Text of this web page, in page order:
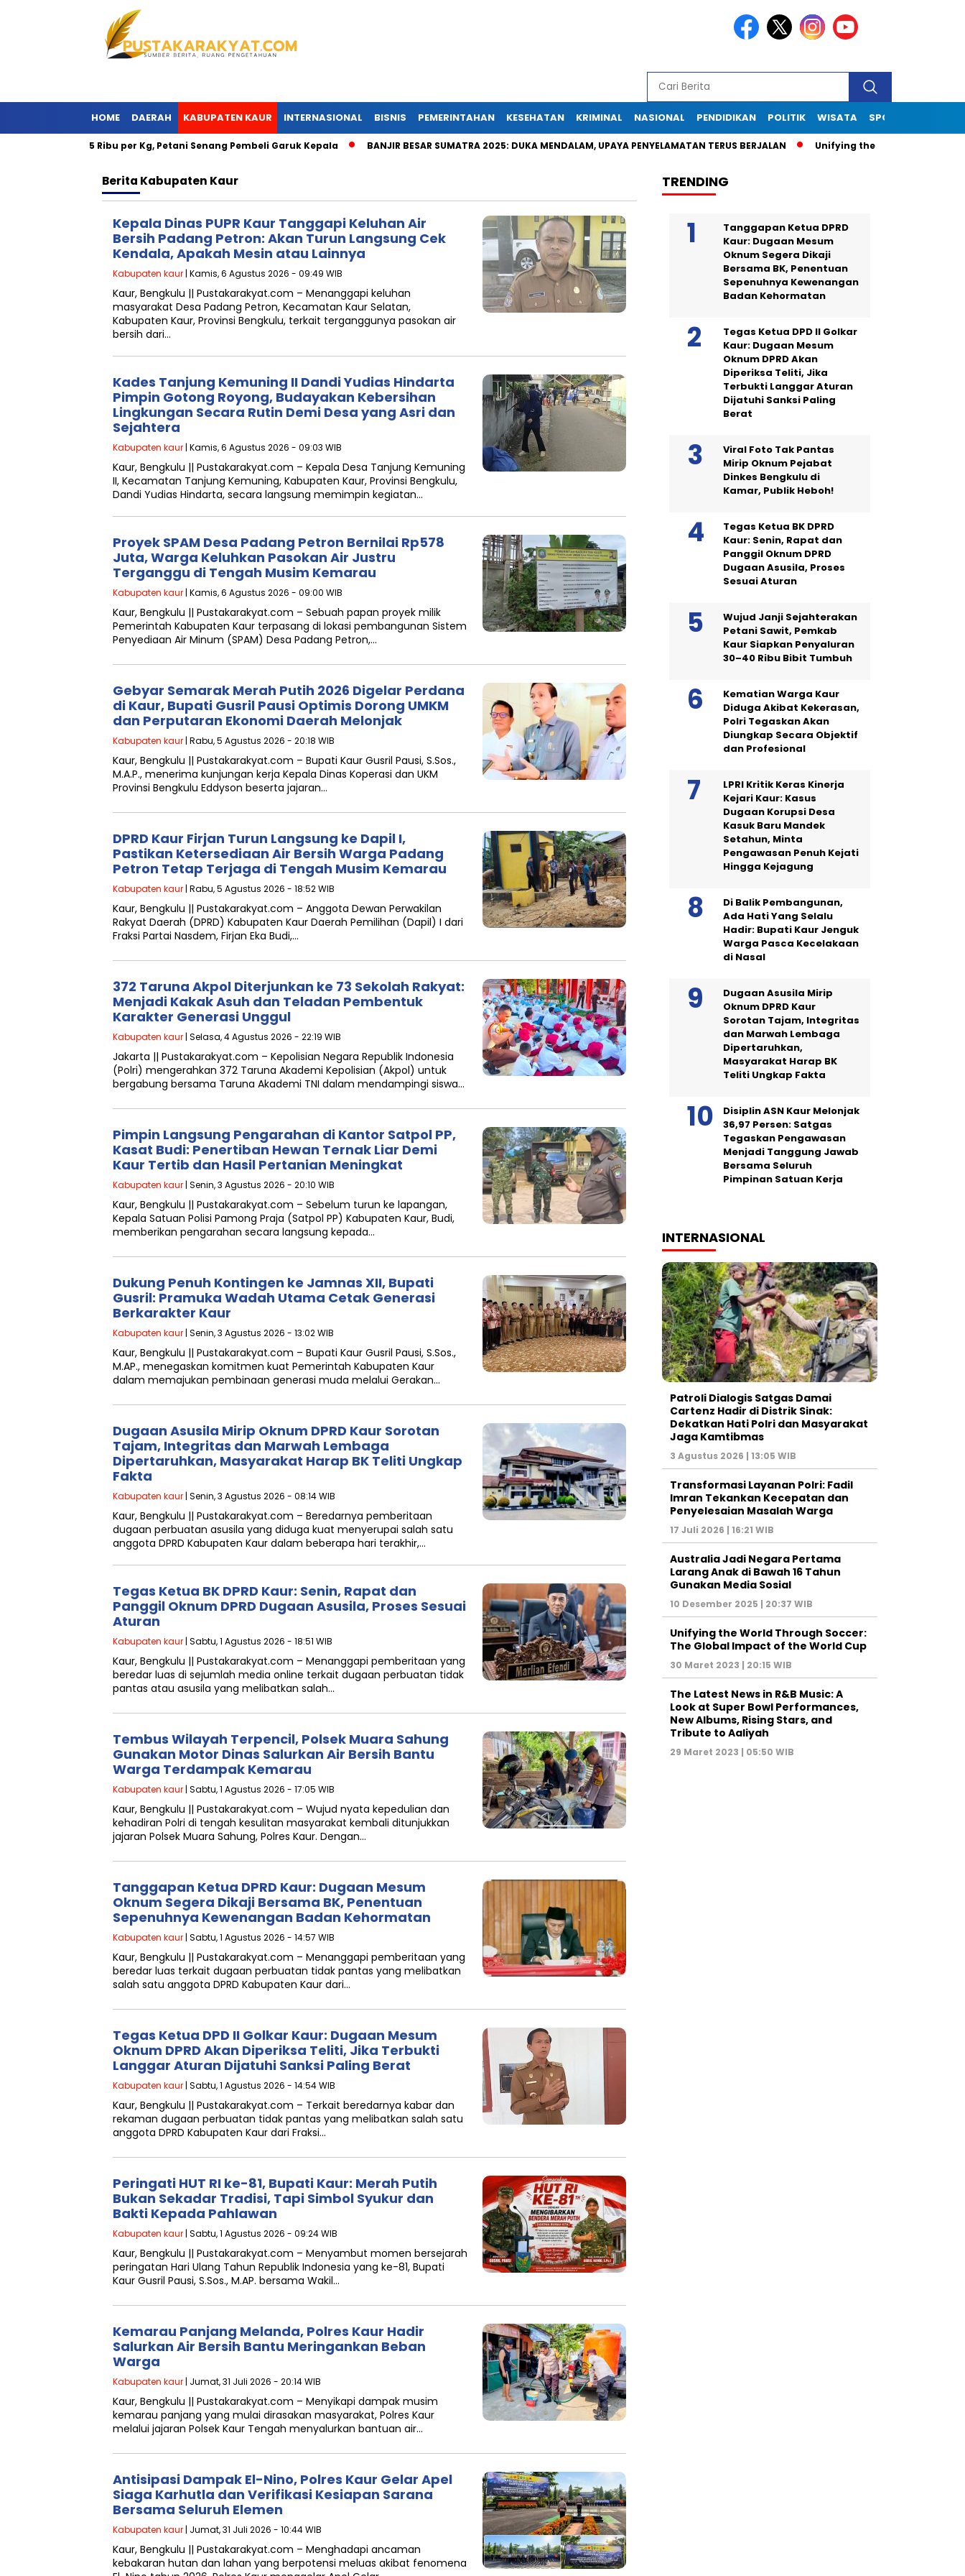
HOME DAERAH KABUPATEN KAUR INTERNASIONAL BISNIS PEMERINTAHAN KESEHATAN KRIMINAL NASIONAL PENDIDIKAN POLITIK WISATA SPORT
Rp75 Ribu per Kg, Petani Senang Pembeli Garuk Kepala BANJIR BESAR SUMATRA 2025: DUKA MENDALAM, UPAYA PENYELAMATAN TERUS BERJALAN Unifying the World Through Soccer:
Berita Kabupaten Kaur
Kepala Dinas PUPR Kaur Tanggapi Keluhan Air
Bersih Padang Petron: Akan Turun Langsung Cek
Kendala, Apakah Mesin atau Lainnya
Kabupaten kaur | Kamis, 6 Agustus 2026 - 09:49 WIB
Kaur, Bengkulu || Pustakarakyat.com – Menanggapi keluhan
masyarakat Desa Padang Petron, Kecamatan Kaur Selatan,
Kabupaten Kaur, Provinsi Bengkulu, terkait terganggunya pasokan air
bersih dari…
Kades Tanjung Kemuning II Dandi Yudias Hindarta
Pimpin Gotong Royong, Budayakan Kebersihan
Lingkungan Secara Rutin Demi Desa yang Asri dan
Sejahtera
Kabupaten kaur | Kamis, 6 Agustus 2026 - 09:03 WIB
Kaur, Bengkulu || Pustakarakyat.com – Kepala Desa Tanjung Kemuning
II, Kecamatan Tanjung Kemuning, Kabupaten Kaur, Provinsi Bengkulu,
Dandi Yudias Hindarta, secara langsung memimpin kegiatan…
Proyek SPAM Desa Padang Petron Bernilai Rp578
Juta, Warga Keluhkan Pasokan Air Justru
Terganggu di Tengah Musim Kemarau
Kabupaten kaur | Kamis, 6 Agustus 2026 - 09:00 WIB
Kaur, Bengkulu || Pustakarakyat.com – Sebuah papan proyek milik
Pemerintah Kabupaten Kaur terpasang di lokasi pembangunan Sistem
Penyediaan Air Minum (SPAM) Desa Padang Petron,…
Gebyar Semarak Merah Putih 2026 Digelar Perdana
di Kaur, Bupati Gusril Pausi Optimis Dorong UMKM
dan Perputaran Ekonomi Daerah Melonjak
Kabupaten kaur | Rabu, 5 Agustus 2026 - 20:18 WIB
Kaur, Bengkulu || Pustakarakyat.com – Bupati Kaur Gusril Pausi, S.Sos.,
M.A.P., menerima kunjungan kerja Kepala Dinas Koperasi dan UKM
Provinsi Bengkulu Eddyson beserta jajaran…
DPRD Kaur Firjan Turun Langsung ke Dapil I,
Pastikan Ketersediaan Air Bersih Warga Padang
Petron Tetap Terjaga di Tengah Musim Kemarau
Kabupaten kaur | Rabu, 5 Agustus 2026 - 18:52 WIB
Kaur, Bengkulu || Pustakarakyat.com – Anggota Dewan Perwakilan
Rakyat Daerah (DPRD) Kabupaten Kaur Daerah Pemilihan (Dapil) I dari
Fraksi Partai Nasdem, Firjan Eka Budi,…
372 Taruna Akpol Diterjunkan ke 73 Sekolah Rakyat:
Menjadi Kakak Asuh dan Teladan Pembentuk
Karakter Generasi Unggul
Kabupaten kaur | Selasa, 4 Agustus 2026 - 22:19 WIB
Jakarta || Pustakarakyat.com – Kepolisian Negara Republik Indonesia
(Polri) mengerahkan 372 Taruna Akademi Kepolisian (Akpol) untuk
bergabung bersama Taruna Akademi TNI dalam mendampingi siswa…
Pimpin Langsung Pengarahan di Kantor Satpol PP,
Kasat Budi: Penertiban Hewan Ternak Liar Demi
Kaur Tertib dan Hasil Pertanian Meningkat
Kabupaten kaur | Senin, 3 Agustus 2026 - 20:10 WIB
Kaur, Bengkulu || Pustakarakyat.com – Sebelum turun ke lapangan,
Kepala Satuan Polisi Pamong Praja (Satpol PP) Kabupaten Kaur, Budi,
memberikan pengarahan secara langsung kepada…
Dukung Penuh Kontingen ke Jamnas XII, Bupati
Gusril: Pramuka Wadah Utama Cetak Generasi
Berkarakter Kaur
Kabupaten kaur | Senin, 3 Agustus 2026 - 13:02 WIB
Kaur, Bengkulu || Pustakarakyat.com – Bupati Kaur Gusril Pausi, S.Sos.,
M.AP., menegaskan komitmen kuat Pemerintah Kabupaten Kaur
dalam memajukan pembinaan generasi muda melalui Gerakan…
Dugaan Asusila Mirip Oknum DPRD Kaur Sorotan
Tajam, Integritas dan Marwah Lembaga
Dipertaruhkan, Masyarakat Harap BK Teliti Ungkap
Fakta
Kabupaten kaur | Senin, 3 Agustus 2026 - 08:14 WIB
Kaur, Bengkulu || Pustakarakyat.com – Beredarnya pemberitaan
dugaan perbuatan asusila yang diduga kuat menyerupai salah satu
anggota DPRD Kabupaten Kaur dalam beberapa hari terakhir,…
Tegas Ketua BK DPRD Kaur: Senin, Rapat dan
Panggil Oknum DPRD Dugaan Asusila, Proses Sesuai
Aturan
Kabupaten kaur | Sabtu, 1 Agustus 2026 - 18:51 WIB
Kaur, Bengkulu || Pustakarakyat.com – Menanggapi pemberitaan yang
beredar luas di sejumlah media online terkait dugaan perbuatan tidak
pantas atau asusila yang melibatkan salah…
Tembus Wilayah Terpencil, Polsek Muara Sahung
Gunakan Motor Dinas Salurkan Air Bersih Bantu
Warga Terdampak Kemarau
Kabupaten kaur | Sabtu, 1 Agustus 2026 - 17:05 WIB
Kaur, Bengkulu || Pustakarakyat.com – Wujud nyata kepedulian dan
kehadiran Polri di tengah kesulitan masyarakat kembali ditunjukkan
jajaran Polsek Muara Sahung, Polres Kaur. Dengan…
Tanggapan Ketua DPRD Kaur: Dugaan Mesum
Oknum Segera Dikaji Bersama BK, Penentuan
Sepenuhnya Kewenangan Badan Kehormatan
Kabupaten kaur | Sabtu, 1 Agustus 2026 - 14:57 WIB
Kaur, Bengkulu || Pustakarakyat.com – Menanggapi pemberitaan yang
beredar luas terkait dugaan perbuatan tidak pantas yang melibatkan
salah satu anggota DPRD Kabupaten Kaur dari…
Tegas Ketua DPD II Golkar Kaur: Dugaan Mesum
Oknum DPRD Akan Diperiksa Teliti, Jika Terbukti
Langgar Aturan Dijatuhi Sanksi Paling Berat
Kabupaten kaur | Sabtu, 1 Agustus 2026 - 14:54 WIB
Kaur, Bengkulu || Pustakarakyat.com – Terkait beredarnya kabar dan
rekaman dugaan perbuatan tidak pantas yang melibatkan salah satu
anggota DPRD Kabupaten Kaur dari Fraksi…
Peringati HUT RI ke-81, Bupati Kaur: Merah Putih
Bukan Sekadar Tradisi, Tapi Simbol Syukur dan
Bakti Kepada Pahlawan
Kabupaten kaur | Sabtu, 1 Agustus 2026 - 09:24 WIB
Kaur, Bengkulu || Pustakarakyat.com – Menyambut momen bersejarah
peringatan Hari Ulang Tahun Republik Indonesia yang ke-81, Bupati
Kaur Gusril Pausi, S.Sos., M.AP. bersama Wakil…
Kemarau Panjang Melanda, Polres Kaur Hadir
Salurkan Air Bersih Bantu Meringankan Beban
Warga
Kabupaten kaur | Jumat, 31 Juli 2026 - 20:14 WIB
Kaur, Bengkulu || Pustakarakyat.com – Menyikapi dampak musim
kemarau panjang yang mulai dirasakan masyarakat, Polres Kaur
melalui jajaran Polsek Kaur Tengah menyalurkan bantuan air…
Antisipasi Dampak El-Nino, Polres Kaur Gelar Apel
Siaga Karhutla dan Verifikasi Kesiapan Sarana
Bersama Seluruh Elemen
Kabupaten kaur | Jumat, 31 Juli 2026 - 10:44 WIB
Kaur, Bengkulu || Pustakarakyat.com – Menghadapi ancaman
kebakaran hutan dan lahan yang berpotensi meluas akibat fenomena
TRENDING
Tanggapan Ketua DPRD
Kaur: Dugaan Mesum
Oknum Segera Dikaji
Bersama BK, Penentuan
Sepenuhnya Kewenangan
Badan Kehormatan
Tegas Ketua DPD II Golkar
Kaur: Dugaan Mesum
Oknum DPRD Akan
Diperiksa Teliti, Jika
Terbukti Langgar Aturan
Dijatuhi Sanksi Paling
Berat
Viral Foto Tak Pantas
Mirip Oknum Pejabat
Dinkes Bengkulu di
Kamar, Publik Heboh!
Tegas Ketua BK DPRD
Kaur: Senin, Rapat dan
Panggil Oknum DPRD
Dugaan Asusila, Proses
Sesuai Aturan
Wujud Janji Sejahterakan
Petani Sawit, Pemkab
Kaur Siapkan Penyaluran
30–40 Ribu Bibit Tumbuh
Kematian Warga Kaur
Diduga Akibat Kekerasan,
Polri Tegaskan Akan
Diungkap Secara Objektif
dan Profesional
LPRI Kritik Keras Kinerja
Kejari Kaur: Kasus
Dugaan Korupsi Desa
Kasuk Baru Mandek
Setahun, Minta
Pengawasan Penuh Kejati
Hingga Kejagung
Di Balik Pembangunan,
Ada Hati Yang Selalu
Hadir: Bupati Kaur Jenguk
Warga Pasca Kecelakaan
di Nasal
Dugaan Asusila Mirip
Oknum DPRD Kaur
Sorotan Tajam, Integritas
dan Marwah Lembaga
Dipertaruhkan,
Masyarakat Harap BK
Teliti Ungkap Fakta
Disiplin ASN Kaur Melonjak
36,97 Persen: Satgas
Tegaskan Pengawasan
Menjadi Tanggung Jawab
Bersama Seluruh
Pimpinan Satuan Kerja
INTERNASIONAL
Patroli Dialogis Satgas Damai
Cartenz Hadir di Distrik Sinak:
Dekatkan Hati Polri dan Masyarakat
Jaga Kamtibmas
3 Agustus 2026 | 13:05 WIB
Transformasi Layanan Polri: Fadil
Imran Tekankan Kecepatan dan
Penyelesaian Masalah Warga
17 Juli 2026 | 16:21 WIB
Australia Jadi Negara Pertama
Larang Anak di Bawah 16 Tahun
Gunakan Media Sosial
10 Desember 2025 | 20:37 WIB
Unifying the World Through Soccer:
The Global Impact of the World Cup
30 Maret 2023 | 20:15 WIB
The Latest News in R&B Music: A
Look at Super Bowl Performances,
New Albums, Rising Stars, and
Tribute to Aaliyah
29 Maret 2023 | 05:50 WIB